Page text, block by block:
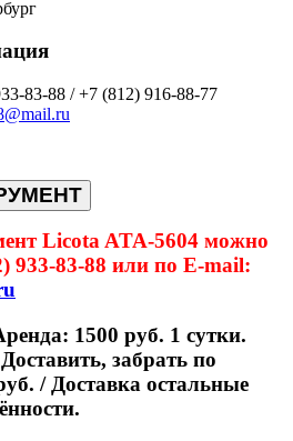
83-88 / +7 (812) 916-88-77
Licota ATA-5604 можно
933-83-88 или по E-mail:
1500 руб. 1 сутки.
забрать по
/ Доставка остальные